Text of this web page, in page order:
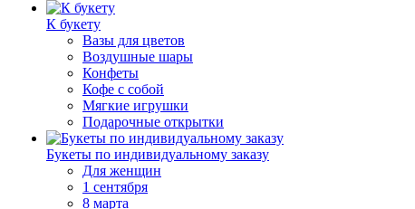
К букету
Вазы для цветов
Воздушные шары
Конфеты
Кофе с собой
Мягкие игрушки
Подарочные открытки
Букеты по индивидуальному заказу
Для женщин
1 сентября
8 марта